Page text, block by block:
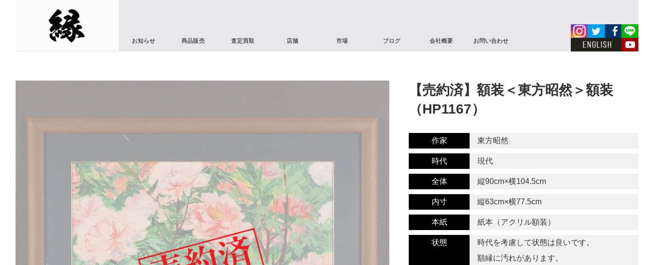
お知らせ 商品販売 査定買取 店舗 市場 ブログ 会社概要 お問い合わせ
【売約済】額装＜東方昭然＞額装
（HP1167）
作家 東方昭然
時代 現代
全体 縦90cm×横104.5cm
内寸 縦63cm×横77.5cm
本紙 紙本（アクリル額装）
状態
時代を考慮して状態は良いです。
額縁に汚れがあります。